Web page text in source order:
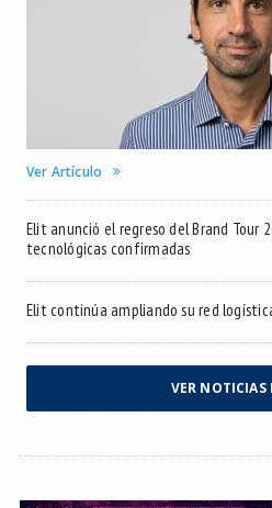
Ver Artículo
Elit anunció el regreso del Brand Tour
tecnológicas confirmadas
Elit continúa ampliando su red
VER NOTICIAS